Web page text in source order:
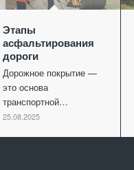
Этапы
асфальтирования
дороги
Дорожное покрытие —
это основа
транспортной…
25.08.2025